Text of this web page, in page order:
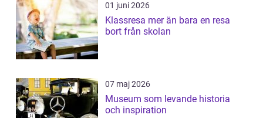
01 juni 2026
Klassresa mer än bara en resa
bort från skolan
07 maj 2026
Museum som levande historia
och inspiration